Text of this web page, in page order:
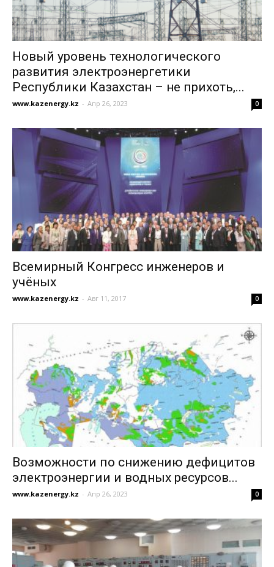
Новый уровень технологического
развития электроэнергетики
Республики Казахстан – не прихоть,...
www.kazenergy.kz - Апр 26, 2023 0
Всемирный Конгресс инженеров и
учёных
www.kazenergy.kz - Авг 11, 2017 0
Возможности по снижению дефицитов
электроэнергии и водных ресурсов...
www.kazenergy.kz - Апр 26, 2023 0